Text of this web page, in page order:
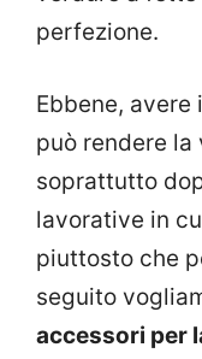
perfezione.
Ebbene,
può rendere
soprattutto
lavorative in
piuttosto che
seguito
accessori per